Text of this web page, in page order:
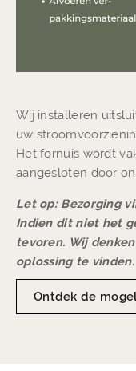
Wij installeren
uw
Het fornuis wordt
aangesloten door
Let op: Bezorging
Indien dit niet het
tevoren. Wij
oplossing te vinden.
Ontdek de